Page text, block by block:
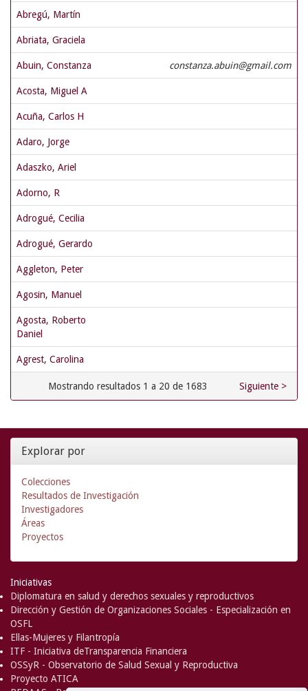
Abregú, Martín
Abriata, Graciela
Abuin, Constanza constanza.abuin@gmail.com
Acosta, Miguel A
Acuña, Carlos H
Adaro, Jorge
Adaszko, Ariel
Adorno, R
Adrogué, Cecilia
Adrogué, Gerardo
Aggleton, Peter
Agosin, Manuel
Agosta, Roberto
Daniel
Agrest, Carolina
Mostrando resultados 1 a 20 de 1683 Siguiente >
Explorar por
Colecciones
Resultados de Investigación
Investigadores
Áreas
Proyectos
Iniciativas
Diplomatura en salud y derechos sexuales y reproductivos
Dirección y Gestión de Organizaciones Sociales - Especialización en
OSFL
Ellas-Mujeres y Filantropía
ITF - Iniciativa deTransparencia Financiera
OSSyR - Observatorio de Salud Sexual y Reproductiva
Proyecto ATICA